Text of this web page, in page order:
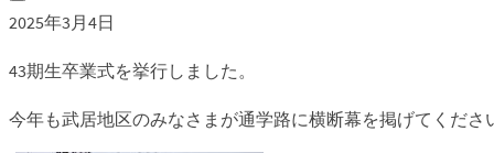
2025年3月4日
43期生卒業式を挙行しました。
今年も武居地区のみなさまが通学路に横断幕を掲げてくださ